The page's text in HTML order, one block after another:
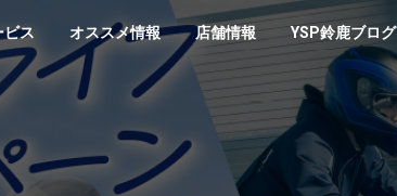
ビス オススメ情報 店舗情報 YSP鈴鹿ブログ